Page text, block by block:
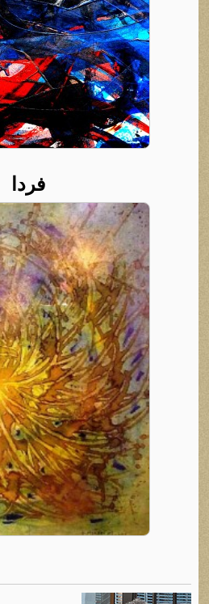
فردا